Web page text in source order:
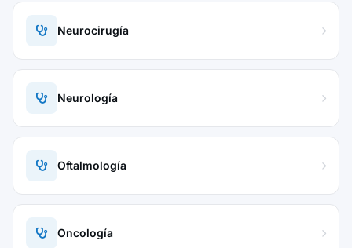
Neurocirugía
Neurología
Oftalmología
Oncología